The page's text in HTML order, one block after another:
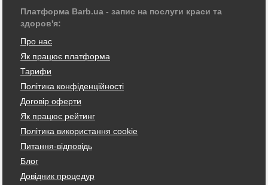
Платформа Barb.ua - запис на послуги краси та
здоров'я:
Про нас
Як працює платформа
Тарифи
Політика конфіденційності
Договір оферти
Як працює рейтинг
Політика використання cookie
Питання-відповідь
Блог
Довідник процедур